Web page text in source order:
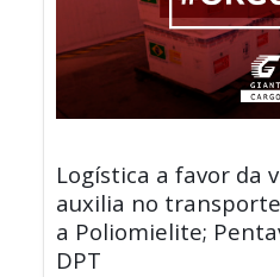
Logística a favor da
auxilia no
a Poliomielite;
DPT